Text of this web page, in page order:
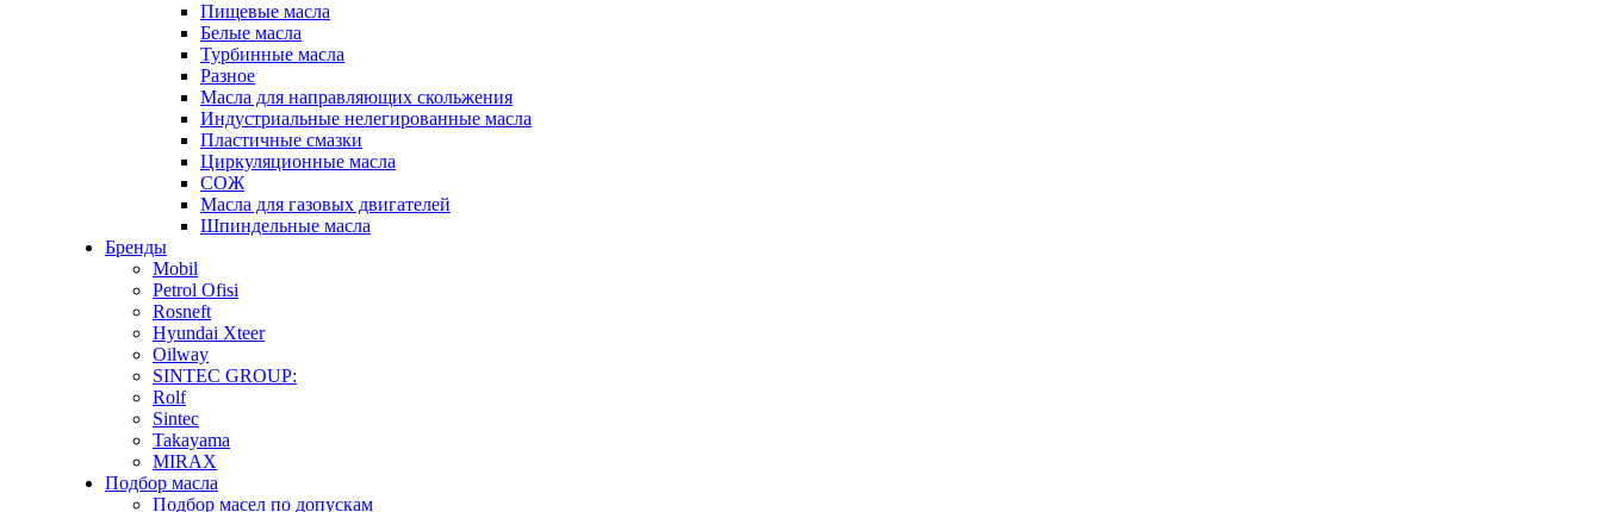
Пищевые масла
Белые масла
Турбинные масла
Разное
Масла для направляющих скольжения
Индустриальные нелегированные масла
Пластичные смазки
Циркуляционные масла
СОЖ
Масла для газовых двигателей
Шпиндельные масла
Бренды
Mobil
Petrol Ofisi
Rosneft
Hyundai Xteer
Oilway
SINTEC GROUP:
Rolf
Sintec
Takayama
MIRAX
Подбор масла
Подбор масел по допускам